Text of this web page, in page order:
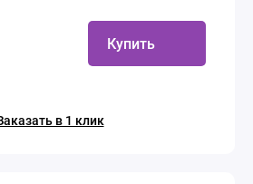
Купить
в 1 клик